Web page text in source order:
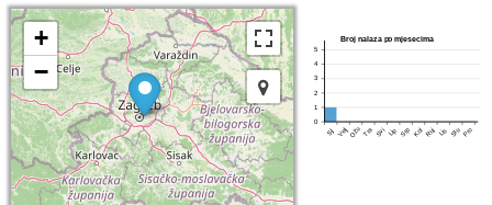
+
−
Broj nalaza po mjesecima
0
1
2
3
4
5
Sij VeljOžuTra Svi Lip Srp Kol Ruj Lis StuPro